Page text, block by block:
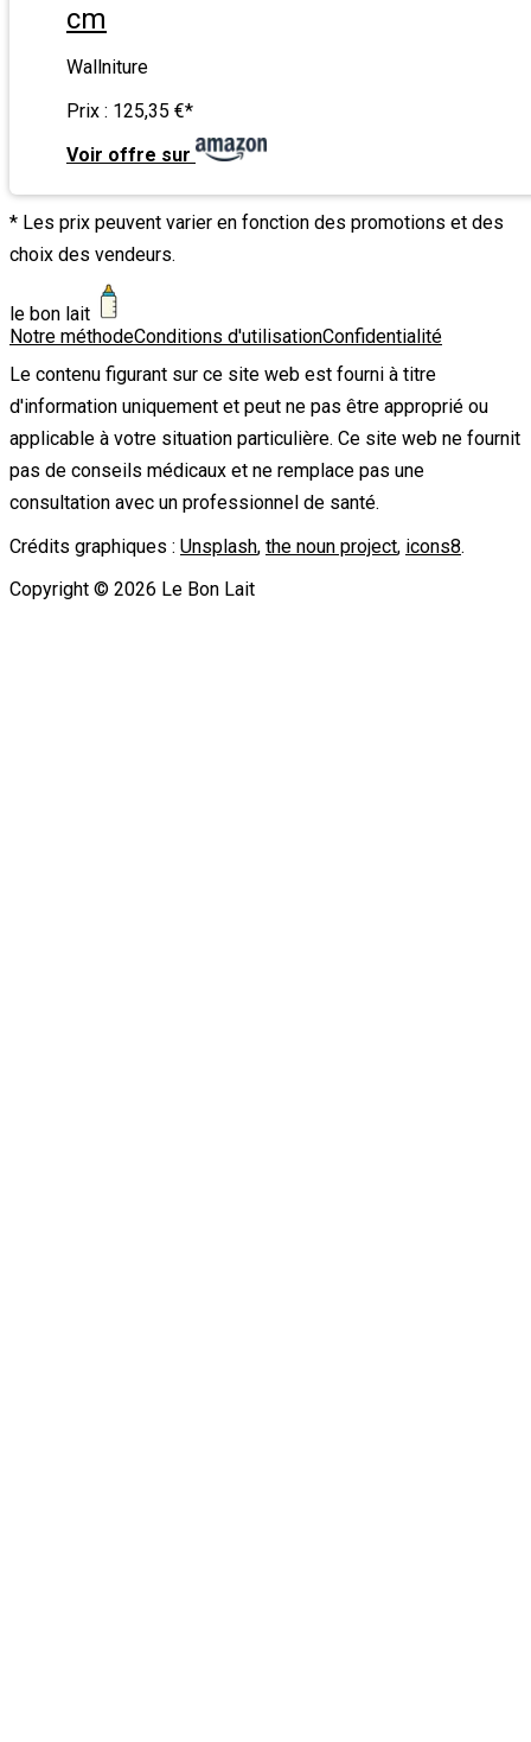
cm
Wallniture
Prix : 125,35 €*
Voir offre sur
* Les prix peuvent varier en fonction des promotions et des
choix des vendeurs.
le bon lait
Notre méthodeConditions d'utilisationConfidentialité
Le contenu figurant sur ce site web est fourni à titre
d'information uniquement et peut ne pas être approprié ou
applicable à votre situation particulière. Ce site web ne fournit
pas de conseils médicaux et ne remplace pas une
consultation avec un professionnel de santé.
Crédits graphiques : Unsplash, the noun project, icons8.
Copyright © 2026 Le Bon Lait